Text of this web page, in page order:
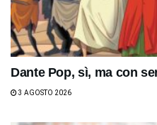
Dante Pop, sì, ma con
3 AGOSTO 2026